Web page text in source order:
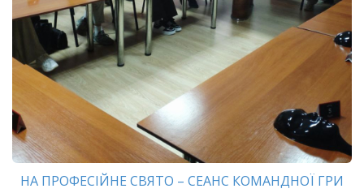
НА ПРОФЕСІЙНЕ СВЯТО – СЕАНС КОМАНДНОЇ ГРИ